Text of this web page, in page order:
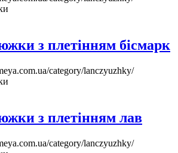
з плетінням бісмарк
category/lanczyuzhky/
з плетінням лав
category/lanczyuzhky/